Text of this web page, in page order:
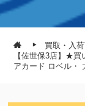
買取・入
【佐世保3店】★
アカード ロベル・